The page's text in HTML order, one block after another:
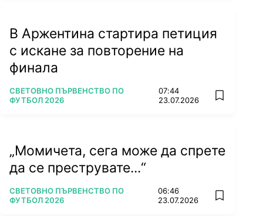
В Аржентина стартира петиция
с искане за повторение на
финала
ПОВЕЧЕ ОТ
СВЕТОВНО ПЪРВЕНСТВО ПО
ФУТБОЛ 2026
07:44
23.07.2026
add
„Момичета, сега може да спрете
да се преструвате...“
ПОВЕЧЕ ОТ
СВЕТОВНО ПЪРВЕНСТВО ПО
ФУТБОЛ 2026
06:46
23.07.2026
add